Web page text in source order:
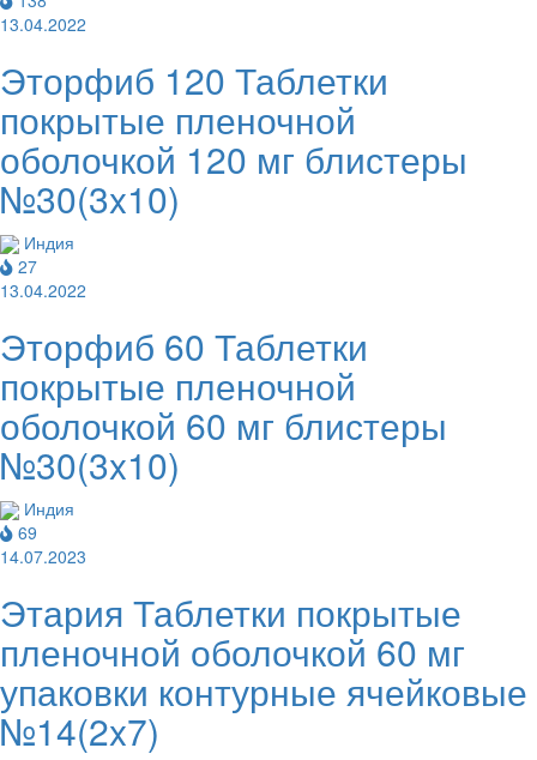
13.04.2022
Эторфиб 120 Таблетки
покрытые пленочной
оболочкой 120 мг блистеры
№30(3x10)
Индия
27
13.04.2022
Эторфиб 60 Таблетки
покрытые пленочной
оболочкой 60 мг блистеры
№30(3x10)
Индия
69
14.07.2023
Этария Таблетки покрытые
пленочной оболочкой 60 мг
упаковки контурные ячейковые
№14(2x7)